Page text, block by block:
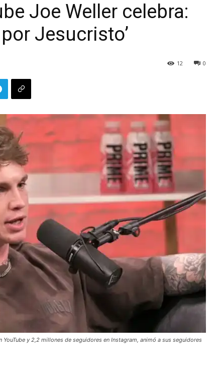
Joe Weller celebra:
Jesucristo’
0
12
y 2,2 millones de seguidores en Instagram, animó a sus seguidores